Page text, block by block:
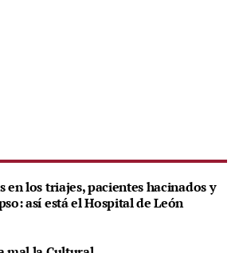
en los triajes, pacientes hacinados y
así está el Hospital de León